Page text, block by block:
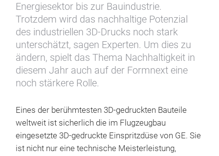
Energiesektor bis zur Bauindustrie.
Trotzdem wird das nachhaltige Potenzial
des industriellen 3D-Drucks noch stark
unterschätzt, sagen Experten. Um dies zu
ändern, spielt das Thema Nachhaltigkeit in
diesem Jahr auch auf der Formnext eine
noch stärkere Rolle.
Eines der berühmtesten 3D-gedruckten Bauteile
weltweit ist sicherlich die im Flugzeugbau
eingesetzte 3D-gedruckte Einspritzdüse von GE. Sie
ist nicht nur eine technische Meisterleistung,